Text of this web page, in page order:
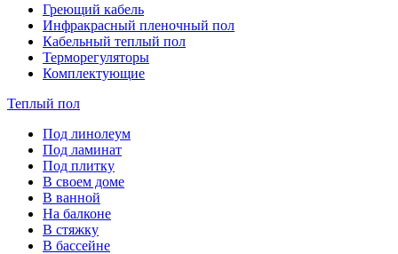
Греющий кабель
Инфракрасный пленочный пол
Кабельный теплый пол
Терморегуляторы
Комплектующие
Теплый пол
Под линолеум
Под ламинат
Под плитку
В своем доме
В ванной
На балконе
В стяжку
В бассейне